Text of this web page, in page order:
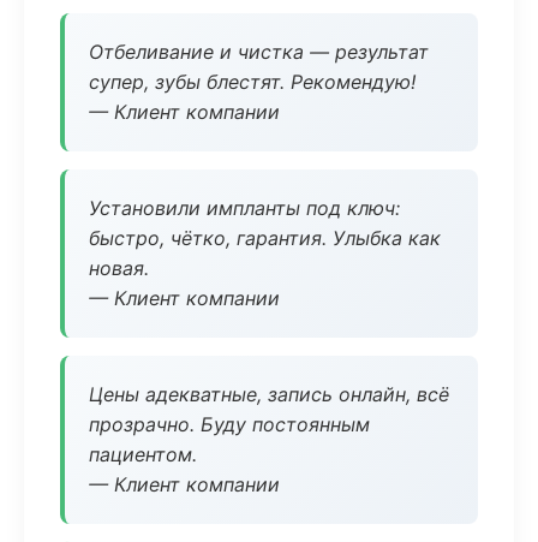
Отбеливание и чистка — результат
супер, зубы блестят. Рекомендую!
— Клиент компании
Установили импланты под ключ:
быстро, чётко, гарантия. Улыбка как
новая.
— Клиент компании
Цены адекватные, запись онлайн, всё
прозрачно. Буду постоянным
пациентом.
— Клиент компании